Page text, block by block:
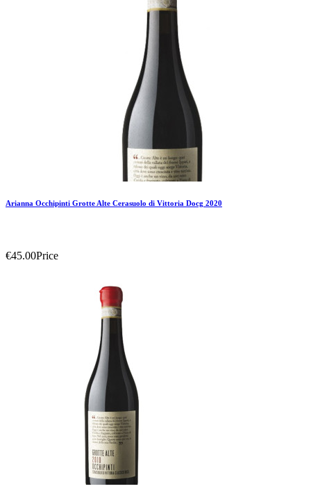
Add To Compare
Add To Wishlist
Arianna Occhipinti Grotte Alte Cerasuolo di Vittoria Docg 2020
€45.00Price